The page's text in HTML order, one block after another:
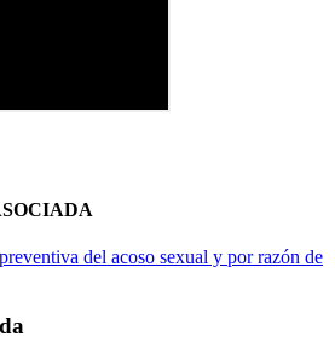
del acoso sexual y por razón de